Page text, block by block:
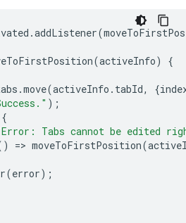
.addListener(
(activeInfo)
{
.move(activeInfo . tabId, {
);
{
Tabs cannot be edited
=> moveToFirstPosition(
(error);